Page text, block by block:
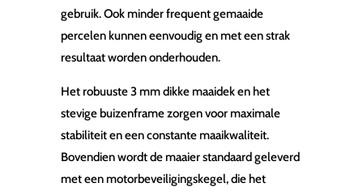
gebruik. Ook minder frequent gemaaide
percelen kunnen eenvoudig en met een strak
resultaat worden onderhouden.
Het robuuste 3 mm dikke maaidek en het
stevige buizenframe zorgen voor maximale
stabiliteit en een constante maaikwaliteit.
Bovendien wordt de maaier standaard geleverd
met een motorbeveiligingskegel, die het